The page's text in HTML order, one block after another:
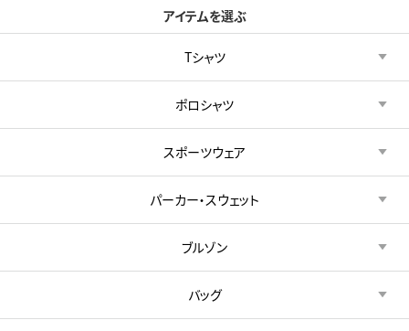
アイテムを選ぶ
Tシャツ
ポロシャツ
スポーツウェア
パーカー・スウェット
ブルゾン
バッグ